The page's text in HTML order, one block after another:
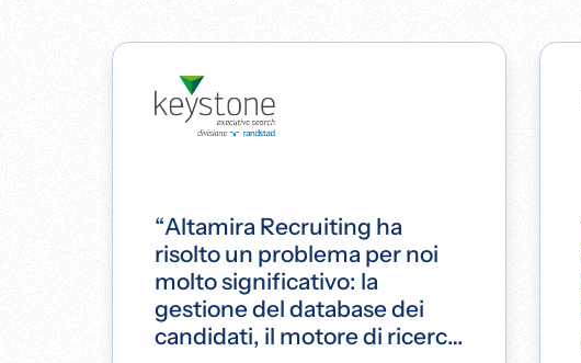
“Altamira Recruiting ha
risolto un problema per noi
molto significativo: la
gestione del database dei
candidati, il motore di ricerca